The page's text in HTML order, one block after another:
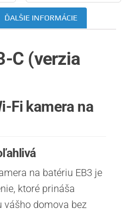
ĎALŠIE INFORMÁCIE
C (verzia
Fi kamera na
na batériu EB3 je
ktoré prináša
vášho domova bez